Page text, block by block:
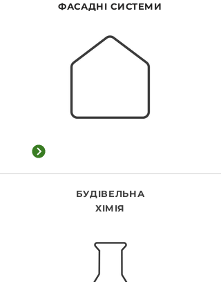
ФАСАДНІ СИСТЕМИ
БУДІВЕЛЬНА
ХІМІЯ